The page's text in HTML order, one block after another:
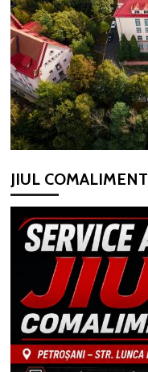
JIUL COMALIMENT